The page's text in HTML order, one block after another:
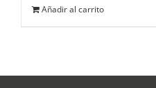
Añadir al carrito